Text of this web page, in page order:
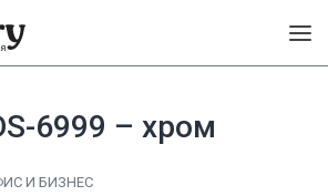
6999 – хром
И БИЗНЕС